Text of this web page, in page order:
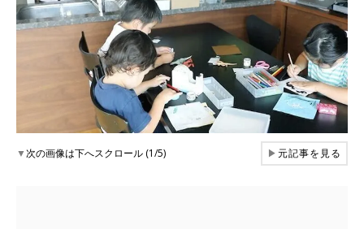
▼次の画像は下へスクロール (1/5) ▶元記事を見る